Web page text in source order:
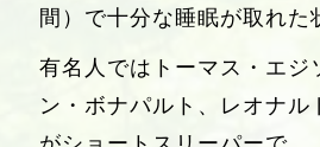
間）で十分な睡眠が取れた
有名人ではトーマス・エジ
ン・ボナパルト、レオナル